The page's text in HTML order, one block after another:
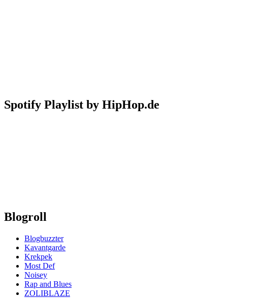
Spotify Playlist by HipHop.de
Blogroll
Blogbuzzter
Kavantgarde
Krekpek
Most Def
Noisey
Rap and Blues
ZOLIBLAZE